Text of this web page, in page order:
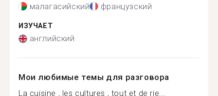
малагасийский французский
ИЗУЧАЕТ
английский
Мои любимые темы для разговора
La cuisine , les cultures , tout et de rie...